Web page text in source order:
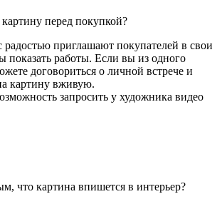
перед покупкой?
приглашают покупателей в свои
показать работы. Если вы из одного
договориться о личной встрече и
картину вживую.
запросить у художника видео
что картина впишется в интерьер?